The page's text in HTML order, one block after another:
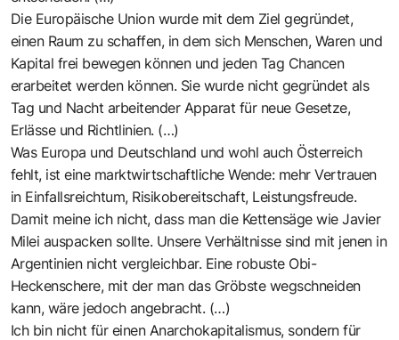
Die Europäische Union wurde mit dem Ziel gegründet,
einen Raum zu schaffen, in dem sich Menschen, Waren und
Kapital frei bewegen können und jeden Tag Chancen
erarbeitet werden können. Sie wurde nicht gegründet als
Tag und Nacht arbeitender Apparat für neue Gesetze,
Erlässe und Richtlinien. (…)
Was Europa und Deutschland und wohl auch Österreich
fehlt, ist eine marktwirtschaftliche Wende: mehr Vertrauen
in Einfallsreichtum, Risikobereitschaft, Leistungsfreude.
Damit meine ich nicht, dass man die Kettensäge wie Javier
Milei auspacken sollte. Unsere Verhältnisse sind mit jenen in
Argentinien nicht vergleichbar. Eine robuste Obi-
Heckenschere, mit der man das Gröbste wegschneiden
kann, wäre jedoch angebracht. (…)
Ich bin nicht für einen Anarchokapitalismus, sondern für